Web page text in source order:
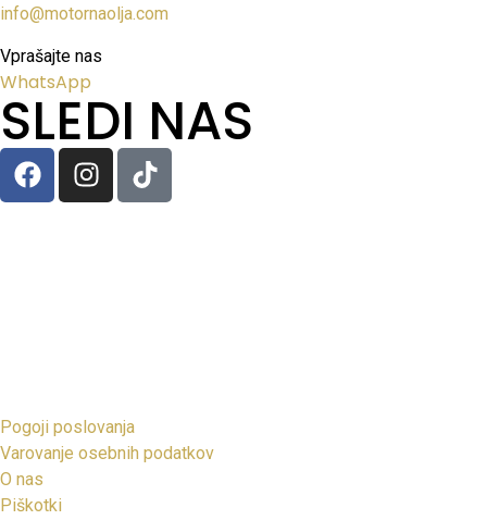
info@motornaolja.com
Vprašajte nas
WhatsApp
SLEDI NAS
Pogoji poslovanja
Varovanje osebnih podatkov
O nas
Piškotki